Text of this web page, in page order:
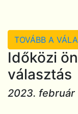
TOVÁBB A
Időközi
választás
2023. február